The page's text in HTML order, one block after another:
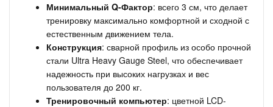
Минимальный Q-Фактор: всего 3 см, что делает
тренировку максимально комфортной и сходной с
естественным движением тела.
Конструкция: сварной профиль из особо прочной
стали Ultra Heavy Gauge Steel, что обеспечивает
надежность при высоких нагрузках и вес
пользователя до 200 кг.
Тренировочный компьютер: цветной LCD-